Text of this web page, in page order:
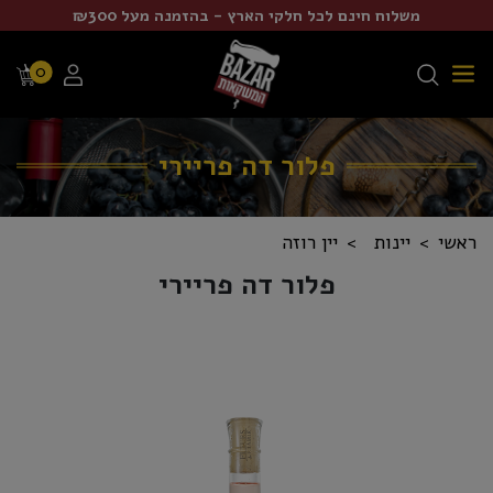
משלוח חינם לכל חלקי הארץ - בהזמנה מעל ₪300
0
פלור דה פריירי
ראשי יינות יין רוזה
פלור דה פריירי